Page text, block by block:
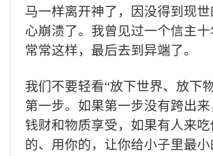
马一样离开神了，因没得到现
心崩溃了。我曾见过一个信主十
常常这样，最后去到异端了。
我们不要轻看“放下世界、放下
第一步。如果第一步没有跨出
钱财和物质享受，如果有人来
的、用你的，让你给小子里最小